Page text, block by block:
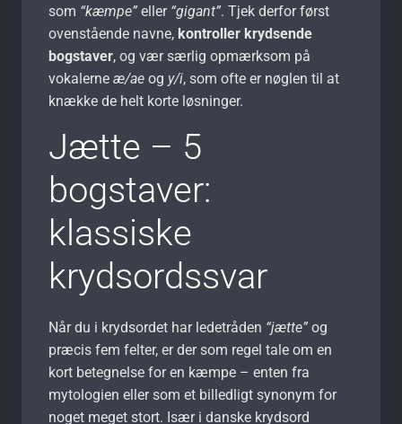
som “kæmpe” eller “gigant”. Tjek derfor først
ovenstående navne, kontroller krydsende
bogstaver, og vær særlig opmærksom på
vokalerne æ/ae og y/i, som ofte er nøglen til at
knække de helt korte løsninger.
Jætte – 5
bogstaver:
klassiske
krydsordssvar
Når du i krydsordet har ledetråden “jætte” og
præcis fem felter, er der som regel tale om en
kort betegnelse for en kæmpe – enten fra
mytologien eller som et billedligt syn­o­nym for
noget meget stort. Især i danske krydsord